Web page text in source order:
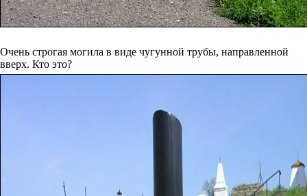
Очень строгая могила в виде чугунной трубы, направленной
вверх. Кто это?